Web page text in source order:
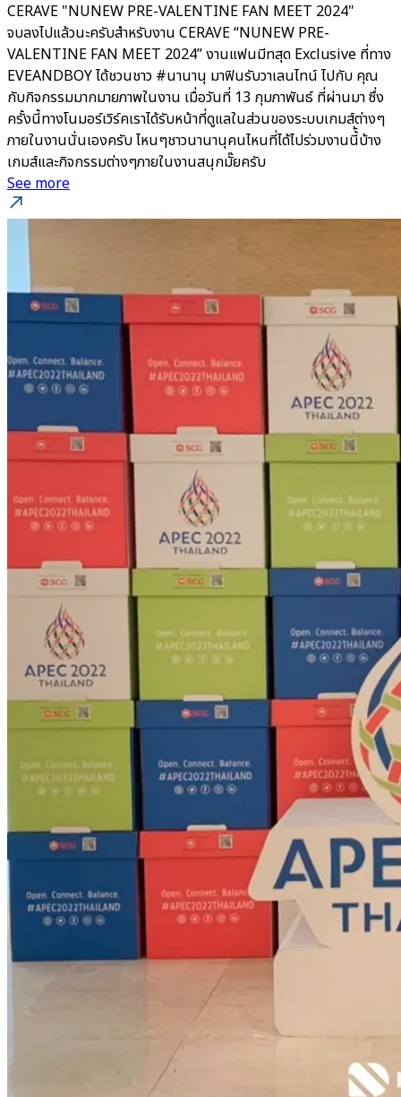
CERAVE "NUNEW PRE-VALENTINE FAN MEET 2024"
จบลงไปแล้วนะครับสำหรับงาน CERAVE “NUNEW PRE-
VALENTINE FAN MEET 2024” งานแฟนมีทสุด Exclusive ที่ทาง
EVEANDBOY ได้ชวนชาว #นานานุ มาฟินรับวาเลนไทน์ ไปกับ คุณ
กับกิจกรรมมากมายภาพในงาน เมื่อวันที่ 13 กุมภาพันธ์ ที่ผ่านมา ซึ่ง
ครั้งนี้ทางโนมอร์เวิร์คเราได้รับหน้าที่ดูแลในส่วนของระบบเกมส์ต่างๆ
ภายในงานนั่นเองครับ ไหนๆชาวนานานุคนไหนที่ได้ไปร่วมงานนี้้บ้าง
เกมส์และกิจกรรมต่างๆภายในงานสนุกมั๊ยครับ
See more